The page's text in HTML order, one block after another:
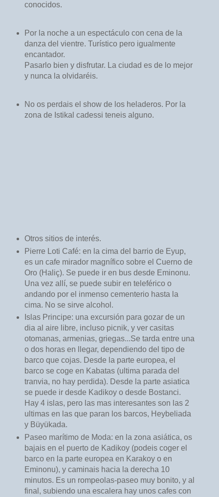
conocidos.
Por la noche a un espectáculo con cena de la
danza del vientre. Turístico pero igualmente
encantador.
Pasarlo bien y disfrutar. La ciudad es de lo mejor
y nunca la olvidaréis.
No os perdais el show de los heladeros. Por la
zona de Istikal cadessi teneis alguno.
Otros sitios de interés.
Pierre Loti Café: en la cima del barrio de Eyup,
es un cafe mirador magnífico sobre el Cuerno de
Oro (Haliç). Se puede ir en bus desde Eminonu.
Una vez allí, se puede subir en teleférico o
andando por el inmenso cementerio hasta la
cima. No se sirve alcohol.
Islas Principe: una excursión para gozar de un
dia al aire libre, incluso picnik, y ver casitas
otomanas, armenias, griegas...Se tarda entre una
o dos horas en llegar, dependiendo del tipo de
barco que cojas. Desde la parte europea, el
barco se coge en Kabatas (ultima parada del
tranvia, no hay perdida). Desde la parte asiatica
se puede ir desde Kadikoy o desde Bostanci.
Hay 4 islas, pero las mas interesantes son las 2
ultimas en las que paran los barcos, Heybeliada
y Büyükada.
Paseo marítimo de Moda: en la zona asiática, os
bajais en el puerto de Kadikoy (podeis coger el
barco en la parte europea en Karakoy o en
Eminonu), y caminais hacia la derecha 10
minutos. Es un rompeolas-paseo muy bonito, y al
final, subiendo una escalera hay unos cafes con